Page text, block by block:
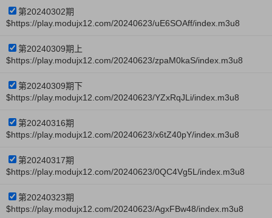
第20240302期
$https://play.modujx12.com/20240623/uE6SOAff/index.m3u8
第20240309期上
$https://play.modujx12.com/20240623/zpaM0kaS/index.m3u8
第20240309期下
$https://play.modujx12.com/20240623/YZxRqJLi/index.m3u8
第20240316期
$https://play.modujx12.com/20240623/x6tZ40pY/index.m3u8
第20240317期
$https://play.modujx12.com/20240623/0QC4Vg5L/index.m3u8
第20240323期
$https://play.modujx12.com/20240623/AgxFBw48/index.m3u8